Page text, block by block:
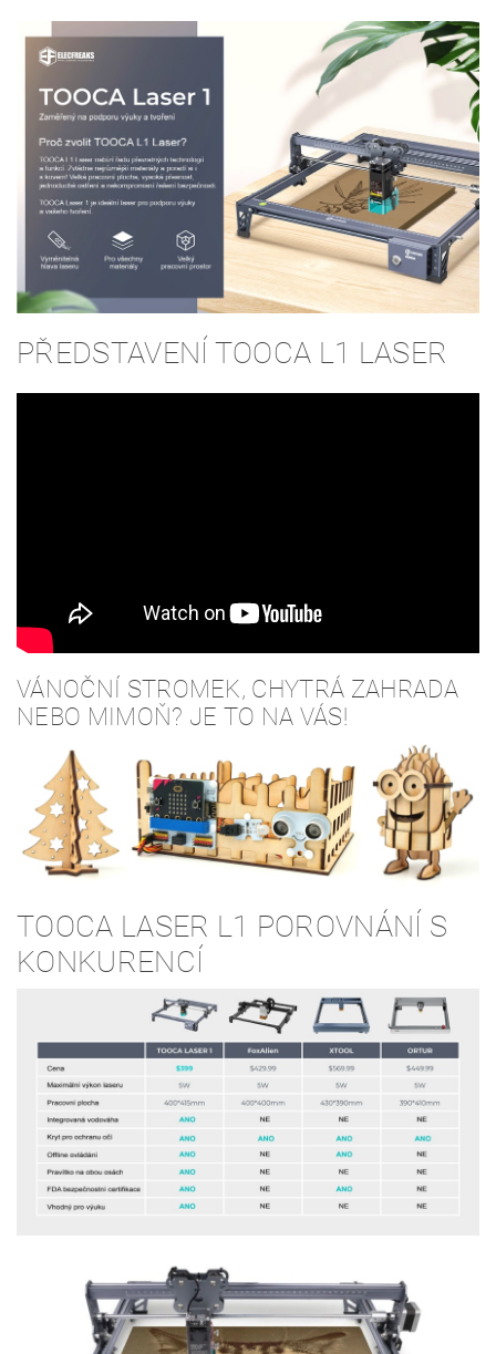
PŘEDSTAVENÍ TOOCA L1 LASER
VÁNOČNÍ STROMEK, CHYTRÁ ZAHRADA
NEBO MIMOŇ? JE TO NA VÁS!
TOOCA LASER L1 POROVNÁNÍ S
KONKURENCÍ